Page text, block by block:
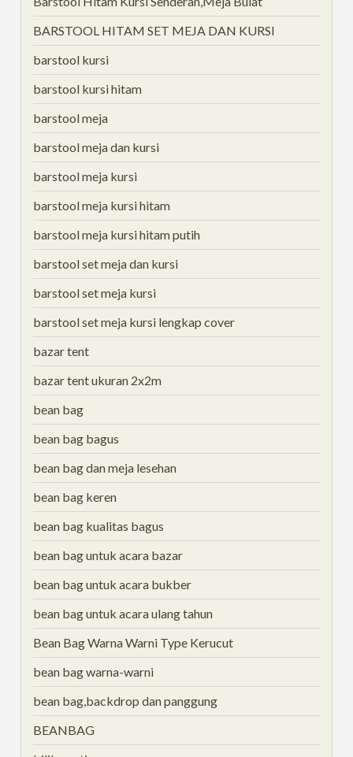
BARSTOOL HITAM SET MEJA DAN KURSI
barstool kursi
barstool kursi hitam
barstool meja
barstool meja dan kursi
barstool meja kursi
barstool meja kursi hitam
barstool meja kursi hitam putih
barstool set meja dan kursi
barstool set meja kursi
barstool set meja kursi lengkap cover
bazar tent
bazar tent ukuran 2x2m
bean bag
bean bag bagus
bean bag dan meja lesehan
bean bag keren
bean bag kualitas bagus
bean bag untuk acara bazar
bean bag untuk acara bukber
bean bag untuk acara ulang tahun
Bean Bag Warna Warni Type Kerucut
bean bag warna-warni
bean bag,backdrop dan panggung
BEANBAG